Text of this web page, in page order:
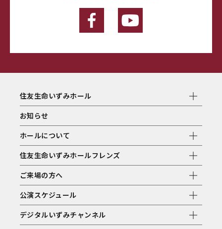
住友生命いずみホール
お知らせ
ホールについて
住友生命いずみホールフレンズ
ご来場の方へ
公演スケジュール
デジタルいずみチャンネル